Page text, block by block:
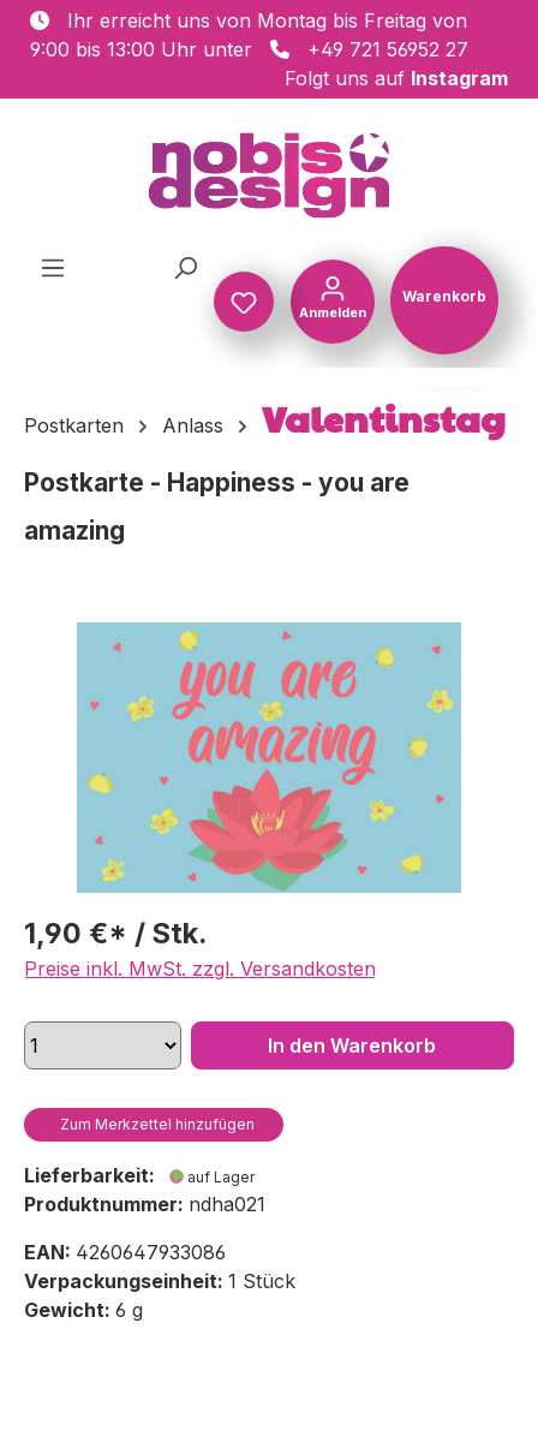
Zum Hauptinhalt springen
Ihr erreicht uns von Montag bis Freitag von
9:00 bis 13:00 Uhr unter
+49 721 56952 27
Folgt uns auf Instagram
Anmelden
Warenkorb
Postkarten Anlass Valentinstag
Postkarte - Happiness - you are
amazing
Bildergalerie überspringen
1,90 €* / Stk.
Preise inkl. MwSt. zzgl. Versandkosten
In den Warenkorb
Zum Merkzettel hinzufügen
Lieferbarkeit: auf Lager
Produktnummer: ndha021
EAN: 4260647933086
Verpackungseinheit: 1 Stück
Gewicht: 6 g